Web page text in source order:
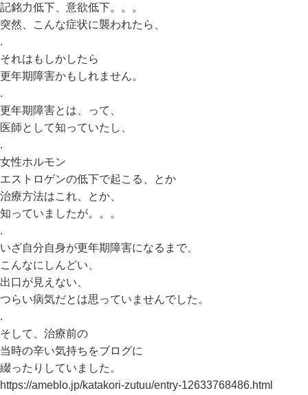
記銘力低下、意欲低下。。。
突然、こんな症状に襲われたら、
.
それはもしかしたら
更年期障害かもしれません。
.
更年期障害とは、って、
医師として知っていたし、
.
女性ホルモン
エストロゲンの低下で起こる、とか
治療方法はこれ、とか、
知っていましたが。。。
.
いざ自分自身が更年期障害になるまで、
こんなにしんどい、
出口が見えない、
つらい病気だとは思っていませんでした。
.
そして、治療前の
当時の辛い気持ちをブログに
綴ったりしていました。
https://ameblo.jp/katakori-zutuu/entry-12633768486.html